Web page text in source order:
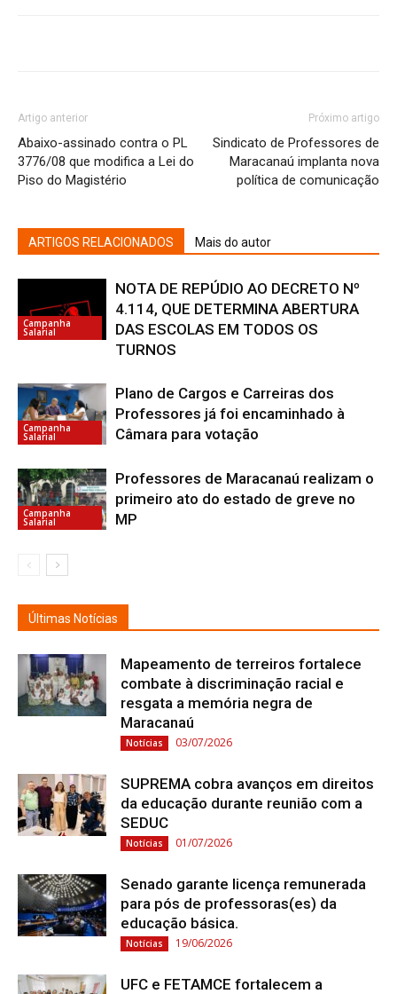
Artigo anterior
Abaixo-assinado contra o PL
3776/08 que modifica a Lei do
Piso do Magistério
Próximo artigo
Sindicato de Professores de
Maracanaú implanta nova
política de comunicação
ARTIGOS RELACIONADOS Mais do autor
Campanha
Salarial
NOTA DE REPÚDIO AO DECRETO Nº
4.114, QUE DETERMINA ABERTURA
DAS ESCOLAS EM TODOS OS
TURNOS
Campanha
Salarial
Plano de Cargos e Carreiras dos
Professores já foi encaminhado à
Câmara para votação
Campanha
Salarial
Professores de Maracanaú realizam o
primeiro ato do estado de greve no
MP
Últimas Notícias
Mapeamento de terreiros fortalece
combate à discriminação racial e
resgata a memória negra de
Maracanaú
Notícias 03/07/2026
SUPREMA cobra avanços em direitos
da educação durante reunião com a
SEDUC
Notícias 01/07/2026
Senado garante licença remunerada
para pós de professoras(es) da
educação básica.
Notícias 19/06/2026
UFC e FETAMCE fortalecem a